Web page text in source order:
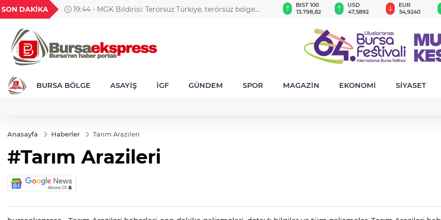
SON DAKİKA
19:44 - MGK Bildirisi: Terörsüz Türkiye, terörsüz bölge
18,1985
TND
16,2310
BGN
28,0626
0,0018
GAU/TRY
6.489,27
BIST 100
13.798,82
USD
47,5892
EUR
54,9240
BURSA BÖLGE ASAYİŞ İGF GÜNDEM SPOR MAGAZİN EKONOMİ SİYASET
Anasayfa Haberler Tarım Arazileri
#Tarım Arazileri